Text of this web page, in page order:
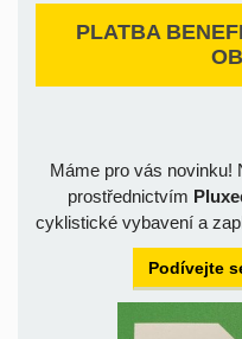
PLATBA
Máme pro vás novinku!
prostřednictvím
cyklistické vybavení a
Podívejte